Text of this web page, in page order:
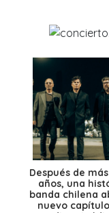
Después de
años, una
banda chilena
nuevo